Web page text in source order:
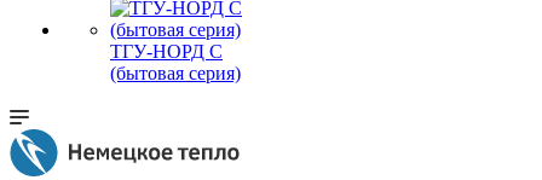
ТГУ-НОРД С
(бытовая серия)